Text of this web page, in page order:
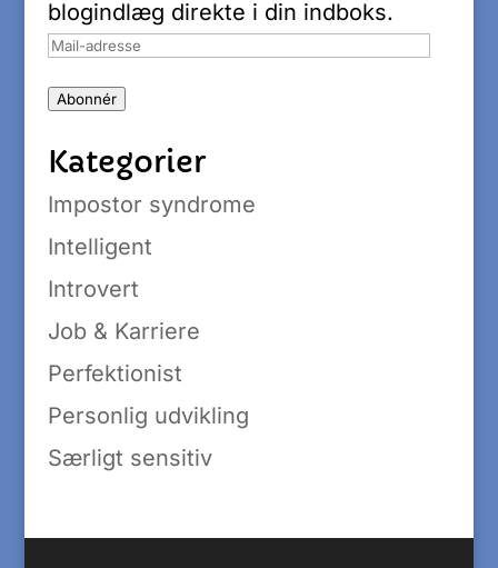
blogindlæg direkte i din indboks.
Mail-
Abonnér
Kategorier
Impostor syndrome
Intelligent
Introvert
Job & Karriere
Perfektionist
Personlig udvikling
Særligt sensitiv